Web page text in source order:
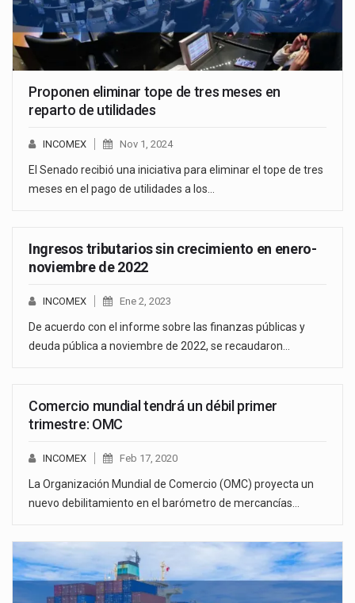
Proponen eliminar tope de tres meses en
reparto de utilidades
INCOMEX Nov 1, 2024
El Senado recibió una iniciativa para eliminar el tope de tres
meses en el pago de utilidades a los…
Ingresos tributarios sin crecimiento en enero-
noviembre de 2022
INCOMEX Ene 2, 2023
De acuerdo con el informe sobre las finanzas públicas y
deuda pública a noviembre de 2022, se recaudaron…
Comercio mundial tendrá un débil primer
trimestre: OMC
INCOMEX Feb 17, 2020
La Organización Mundial de Comercio (OMC) proyecta un
nuevo debilitamiento en el barómetro de mercancías…